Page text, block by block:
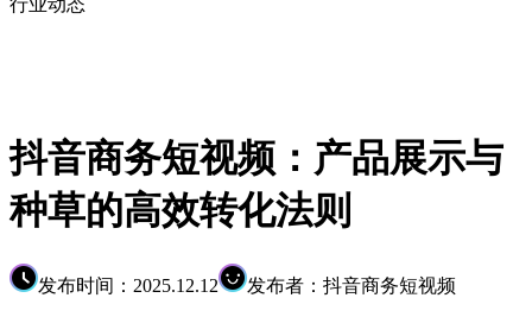
抖音商务短视频：产品展示与
种草的高效转化法则
发布时间：2025.12.12 发布者：抖音商务短视频